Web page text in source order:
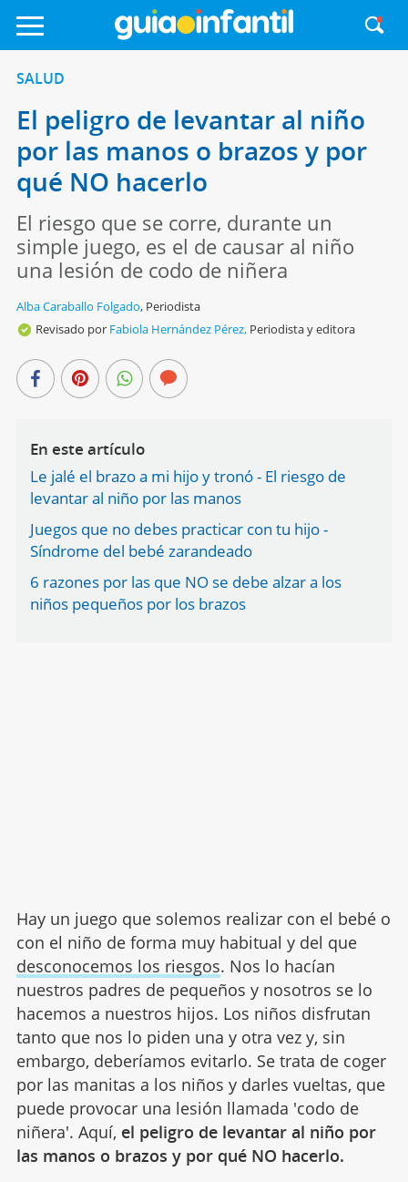
SALUD
El peligro de levantar al niño
por las manos o brazos y por
qué NO hacerlo
El riesgo que se corre, durante un
simple juego, es el de causar al niño
una lesión de codo de niñera
Alba Caraballo Folgado, Periodista
Revisado por Fabiola Hernández Pérez, Periodista y editora
En este artículo
Le jalé el brazo a mi hijo y tronó - El riesgo de
levantar al niño por las manos
Juegos que no debes practicar con tu hijo -
Síndrome del bebé zarandeado
6 razones por las que NO se debe alzar a los
niños pequeños por los brazos
Hay un juego que solemos realizar con el bebé o
con el niño de forma muy habitual y del que
desconocemos los riesgos. Nos lo hacían
nuestros padres de pequeños y nosotros se lo
hacemos a nuestros hijos. Los niños disfrutan
tanto que nos lo piden una y otra vez y, sin
embargo, deberíamos evitarlo. Se trata de coger
por las manitas a los niños y darles vueltas, que
puede provocar una lesión llamada 'codo de
niñera'. Aquí, el peligro de levantar al niño por
las manos o brazos y por qué NO hacerlo.